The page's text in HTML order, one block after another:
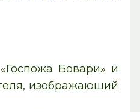
Бовари» и
изображающий